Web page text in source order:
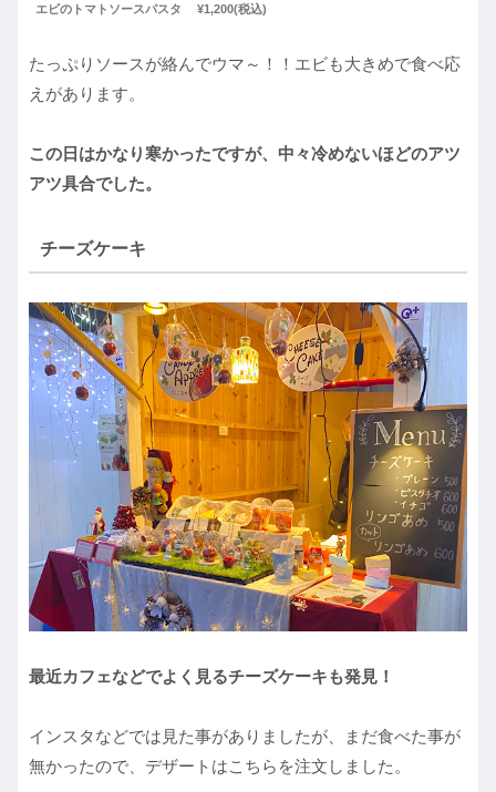
エビのトマトソースパスタ ¥1,200(税込)
たっぷりソースが絡んでウマ～！！エビも大きめで食べ応
えがあります。
この日はかなり寒かったですが、中々冷めないほどのアツ
アツ具合でした。
チーズケーキ
最近カフェなどでよく見るチーズケーキも発見！
インスタなどでは見た事がありましたが、まだ食べた事が
無かったので、デザートはこちらを注文しました。